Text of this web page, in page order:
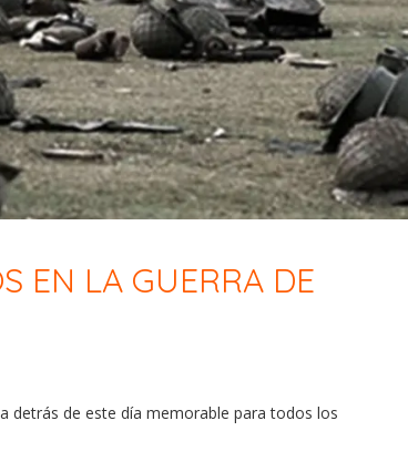
EN LA GUERRA DE
detrás de este día memorable para todos los